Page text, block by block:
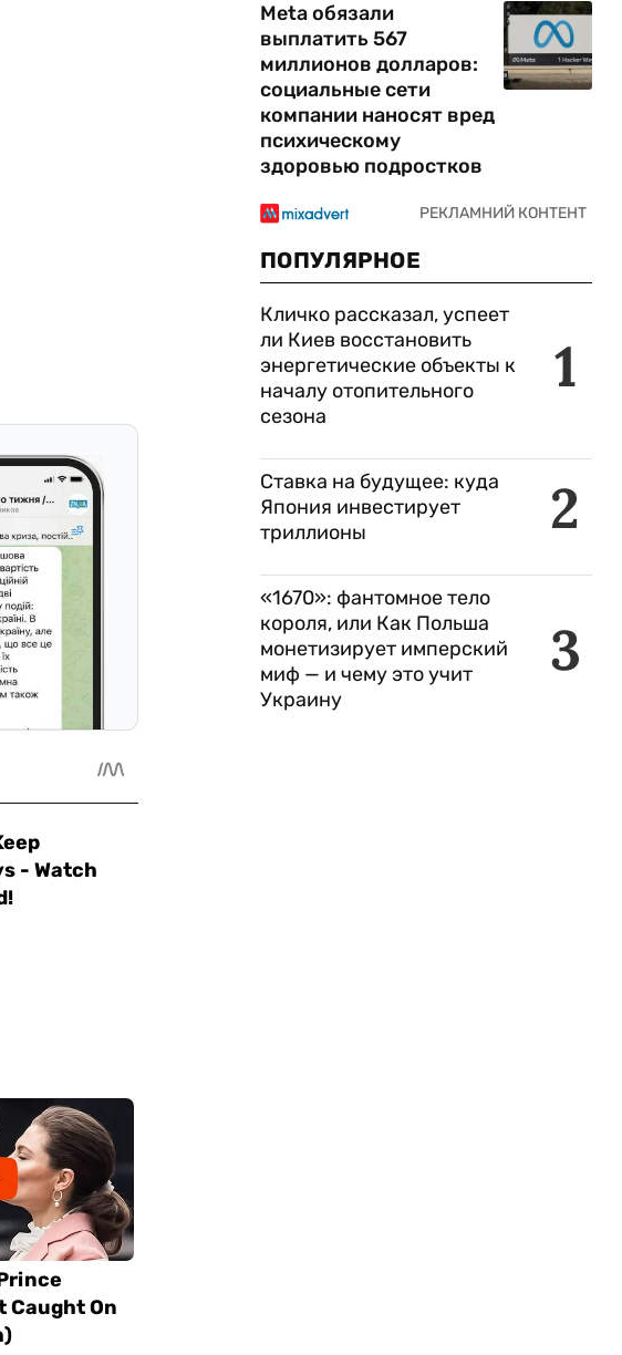
Meta обязали
выплатить 567
миллионов долларов:
социальные сети
компании наносят вред
психическому
здоровью подростков
ПОПУЛЯРНОЕ
1
Кличко рассказал, успеет
ли Киев восстановить
энергетические объекты к
началу отопительного
сезона
2
Ставка на будущее: куда
Япония инвестирует
триллионы
3
«1670»: фантомное тело
короля, или Как Польша
монетизирует имперский
миф — и чему это учит
Украину